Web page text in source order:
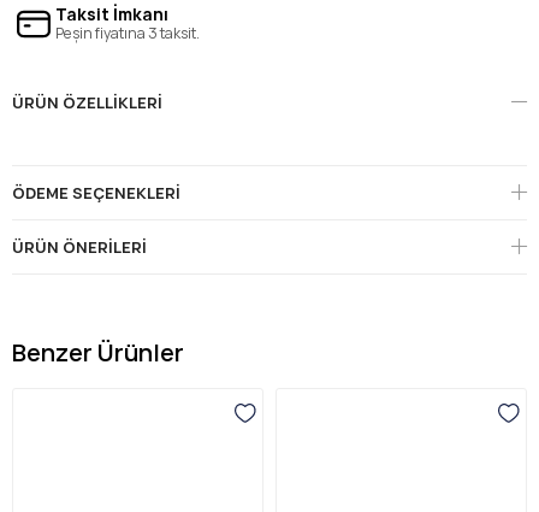
Taksit İmkanı
Peşin fiyatına 3 taksit.
ÜRÜN ÖZELLIKLERI
ÖDEME SEÇENEKLERI
ÜRÜN ÖNERILERI
Benzer Ürünler